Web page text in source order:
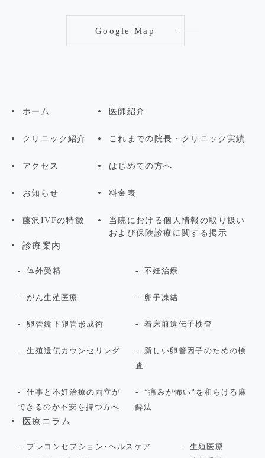
Google Map
ホーム 医師紹介
クリニック紹介 これまでの院長・クリニック実績
アクセス はじめての方へ
お知らせ 料金表
藤沢IVFの特徴
当院における個人情報の取り扱い
および保険診療に関する掲示
診療案内
体外受精 不妊治療
がん生殖医療 卵子凍結
卵管鏡下卵管形成術 着床前遺伝子検査
生殖遺伝カウンセリング
新しい卵管因子のための検
査
仕事と不妊治療の両立が
できるのか不安を持つ方へ
“痛みが怖い”を和らげる麻
酔法
医療コラム
プレコンセプション･ヘルスケア
生殖医療